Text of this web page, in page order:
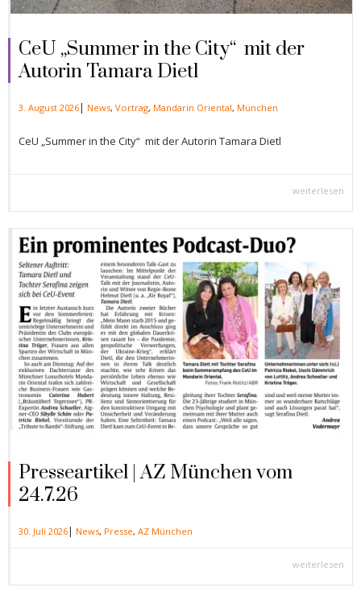
CeU „Summer in the City“ mit der
Autorin Tamara Dietl
3. August 2026| News, Vortrag, Mandarin Oriental, München
CeU „Summer in the City“ mit der Autorin Tamara Dietl
weiterlesen
Presseartikel | AZ München vom
24.7.26
30. Juli 2026| News, Presse, AZ München
weiterlesen